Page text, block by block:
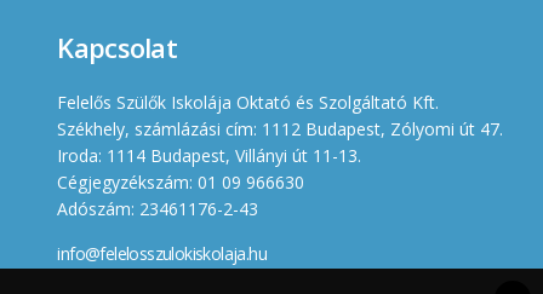
Kapcsolat
Felelős Szülők Iskolája Oktató és Szolgáltató Kft.
Székhely, számlázási cím: 1112 Budapest, Zólyomi út 47.
Iroda: 1114 Budapest, Villányi út 11-13.
Cégjegyzékszám: 01 09 966630
Adószám: 23461176-2-43
info@felelosszulokiskolaja.hu